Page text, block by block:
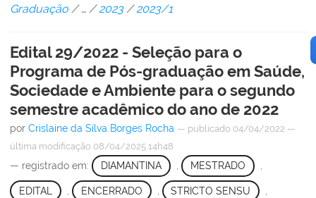
Graduação /… /2023 /2023/1
Edital 29/2022 - Seleção para o
Programa de Pós-graduação em Saúde,
Sociedade e Ambiente para o segundo
semestre acadêmico do ano de 2022
por Crislaine da Silva Borges Rocha — publicado 04/04/2022 —
última modificação 08/04/2025 14h48
— registrado em: DIAMANTINA , MESTRADO ,
EDITAL ENCERRADO STRICTO SENSU